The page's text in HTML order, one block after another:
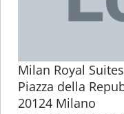
Milan Royal Suites
Piazza della
20124 Milano